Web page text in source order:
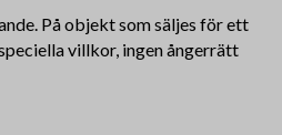
På objekt som säljes för ett
villkor, ingen ångerrätt